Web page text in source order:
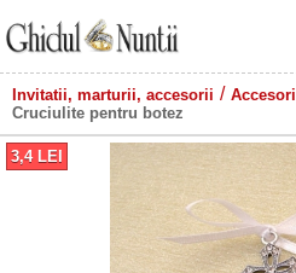
Invitatii, marturii, accesorii
Cruciulite pentru botez
3,4LEI